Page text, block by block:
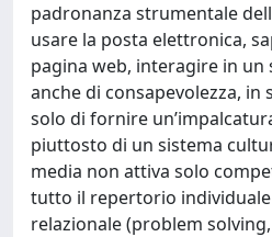
padronanza strumentale
usare la posta elettronica,
pagina web, interagire in un
anche di consapevolezza, in
solo di fornire
piuttosto di un sistema
media non attiva solo
tutto il repertorio
relazionale (problem